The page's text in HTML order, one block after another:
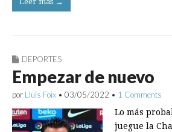
DEPORTES
Empezar de nuevo
por Lluís Foix • 03/05/2022 • 1 Comments
Lo más
juegue la